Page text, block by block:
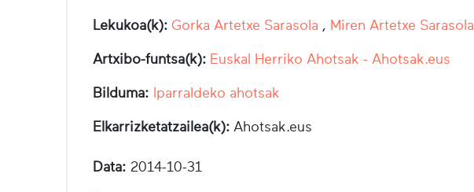
Lekukoa(k): Gorka Artetxe Sarasola , Miren Artetxe Sarasola
Artxibo-funtsa(k): Euskal Herriko Ahotsak - Ahotsak.eus
Bilduma: Iparraldeko ahotsak
Elkarrizketatzailea(k): Ahotsak.eus
Data: 2014-10-31